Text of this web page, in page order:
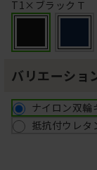
T1×ブラックＴ
バリエーショ
ナイロン双輪
抵抗付ウレタ